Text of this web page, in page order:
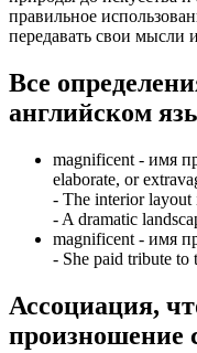
правильное
передавать свои мысли
Все
английском
magnificent - имя
elaborate, or
- The interior layout
- A dramatic
magnificent - имя
- She paid tribute to
Ассоциация,
произношение